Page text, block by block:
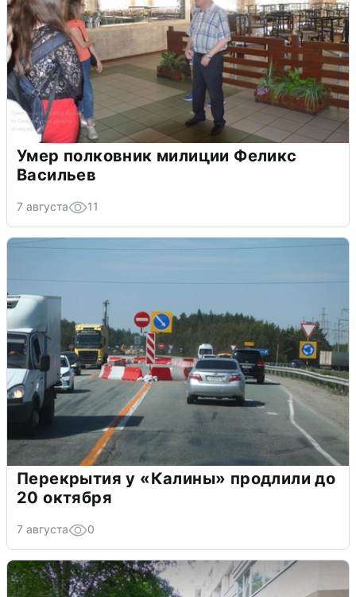
Умер полковник милиции Феликс
Васильев
7 августа 11
Перекрытия у «Калины» продлили до
20 октября
7 августа 0